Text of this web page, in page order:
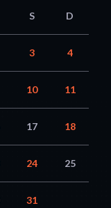
S D
3 4
10 11
17 18
24 25
31